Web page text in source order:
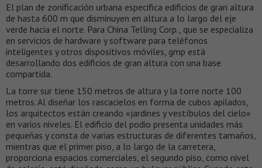
El plan de zonificación urbana especifica edificios de gran altura
de hasta 600 m que disminuyen en altura a lo largo del eje
verde hacia el norte. Para China Telling Corp., que se especializa
en servicios de hardware y software para teléfonos
inteligentes y otros dispositivos móviles, gmp está
desarrollando dos edificios de gran altura con una base
compartida.
La torre sur tiene 150 metros de altura y la torre norte 100
metros. Al diseñar los rascacielos en forma de cubos apilados,
los arquitectos están creando «jardines y vestíbulos del cielo»
en varios niveles. El edificio del podio presenta unidades más
pequeñas y consta de varias estructuras de diferentes tamaños,
mientras que el primer piso, a lo largo de la carretera,
proporciona espacios comerciales, el segundo piso, como nivel